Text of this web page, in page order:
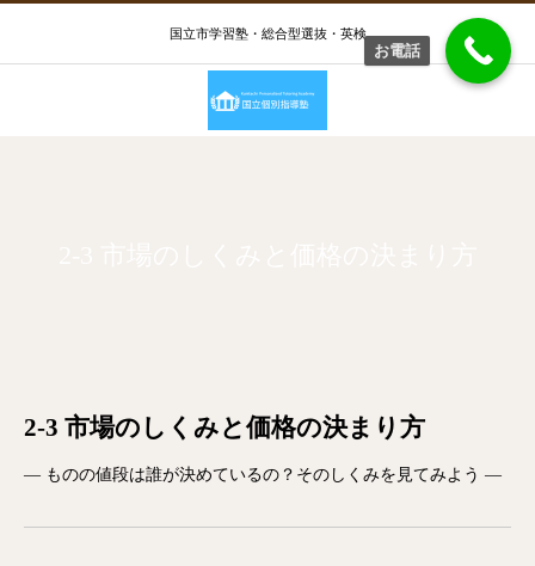
国立市学習塾・総合型選抜・英検
2-3 市場のしくみと価格の決まり方
― ものの値段は誰が決めているの？そのしくみを見てみよう ―
お電話